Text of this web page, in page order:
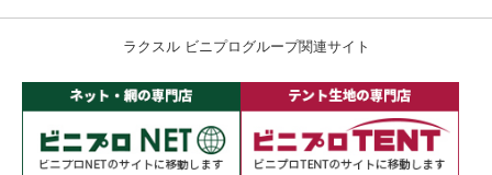
ラクスル ビニプログループ関連サイト